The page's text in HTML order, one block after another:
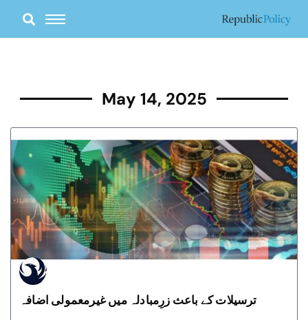
content
May 14, 2025
ترسیلات کے باعث زرِمبادلہ میں غیرمعمولی اضافہ